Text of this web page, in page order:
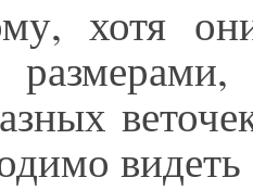
хотя
размерами,